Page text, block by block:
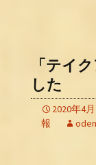
「テイ
した
2020年4
報